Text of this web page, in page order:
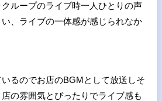
ループのライブ時一人ひとりの声
、ライブの一体感が感じられなか
るのでお店のBGMとして放送しそ
の雰囲気とぴったりでライブ感も